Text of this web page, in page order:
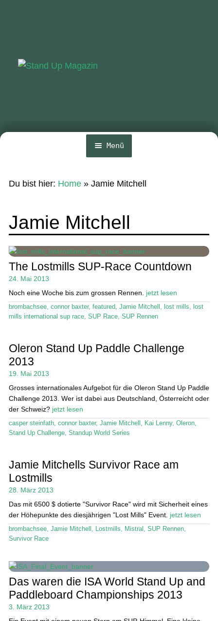
Menü
Ratgeber
Stand Up Magazin TV
SPOT FINDER
Du bist hier: Home» Jamie Mitchell
Jamie Mitchell
The Lostmills SUP-Race Countdown
24. Mai 2013
Noch eine Woche bis zum grossen Rennen. jetzt lesen
brombachsee, connor baxter, featured, Jamie Mitchell , lost mills, lost
mills international sup race, SUP Race, SUP Rennen
Oleron Stand Up Paddle Challenge
2013
19. Mai 2013
Grosses internationales Aufgebot für die Oleron Stand Up Paddle
Challenge 2013. Wer ist dabei aus Deutschland, Österreicht oder
der Schweiz? jetzt lesen
casper steinfath, connor baxter, Jamie Mitchell , Kai Lenny, Oleron,
Stand Up Challenge, Standup World Series
Jamie Mitchells Survivor Race am
Lostmills
28. März 2013
Das mit 6500 $ dotierte "Survivor Race" wird mit Sicherheit eines
der Höhepunkte des diesjährigen "Lost Mills" Event. jetzt lesen
brombachsee, Jamie Mitchell , Lostmills, Mistral , SUP Rennen,
Survivor Race
Das waren die ISA World Stand Up and
Paddleboard Championships 2013
3. März 2013